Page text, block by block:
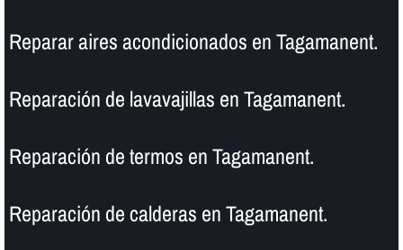
Reparar aires acondicionados en Tagamanent.
Reparación de lavavajillas en Tagamanent.
Reparación de termos en Tagamanent.
Reparación de calderas en Tagamanent.